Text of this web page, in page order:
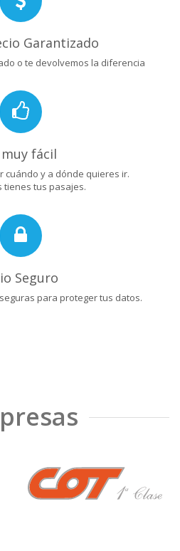
Garantizado
o te devolvemos la diferencia
muy fácil
cuándo y a dónde quieres ir.
tienes tus pasajes.
Seguro
para proteger tus datos.
❯